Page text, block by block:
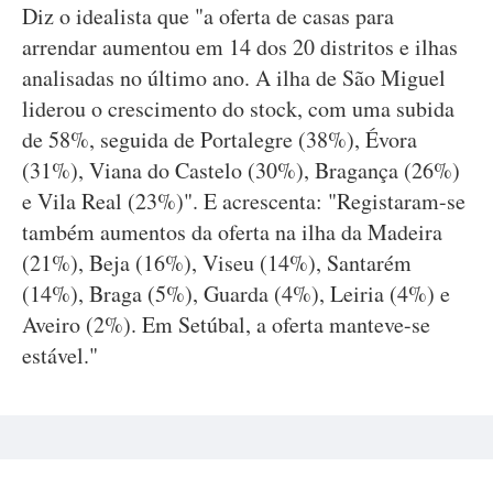
Diz o idealista que "a oferta de casas para
arrendar aumentou em 14 dos 20 distritos e ilhas
analisadas no último ano. A ilha de São Miguel
liderou o crescimento do stock, com uma subida
de 58%, seguida de Portalegre (38%), Évora
(31%), Viana do Castelo (30%), Bragança (26%)
e Vila Real (23%)". E acrescenta: "Registaram-se
também aumentos da oferta na ilha da Madeira
(21%), Beja (16%), Viseu (14%), Santarém
(14%), Braga (5%), Guarda (4%), Leiria (4%) e
Aveiro (2%). Em Setúbal, a oferta manteve-se
estável."